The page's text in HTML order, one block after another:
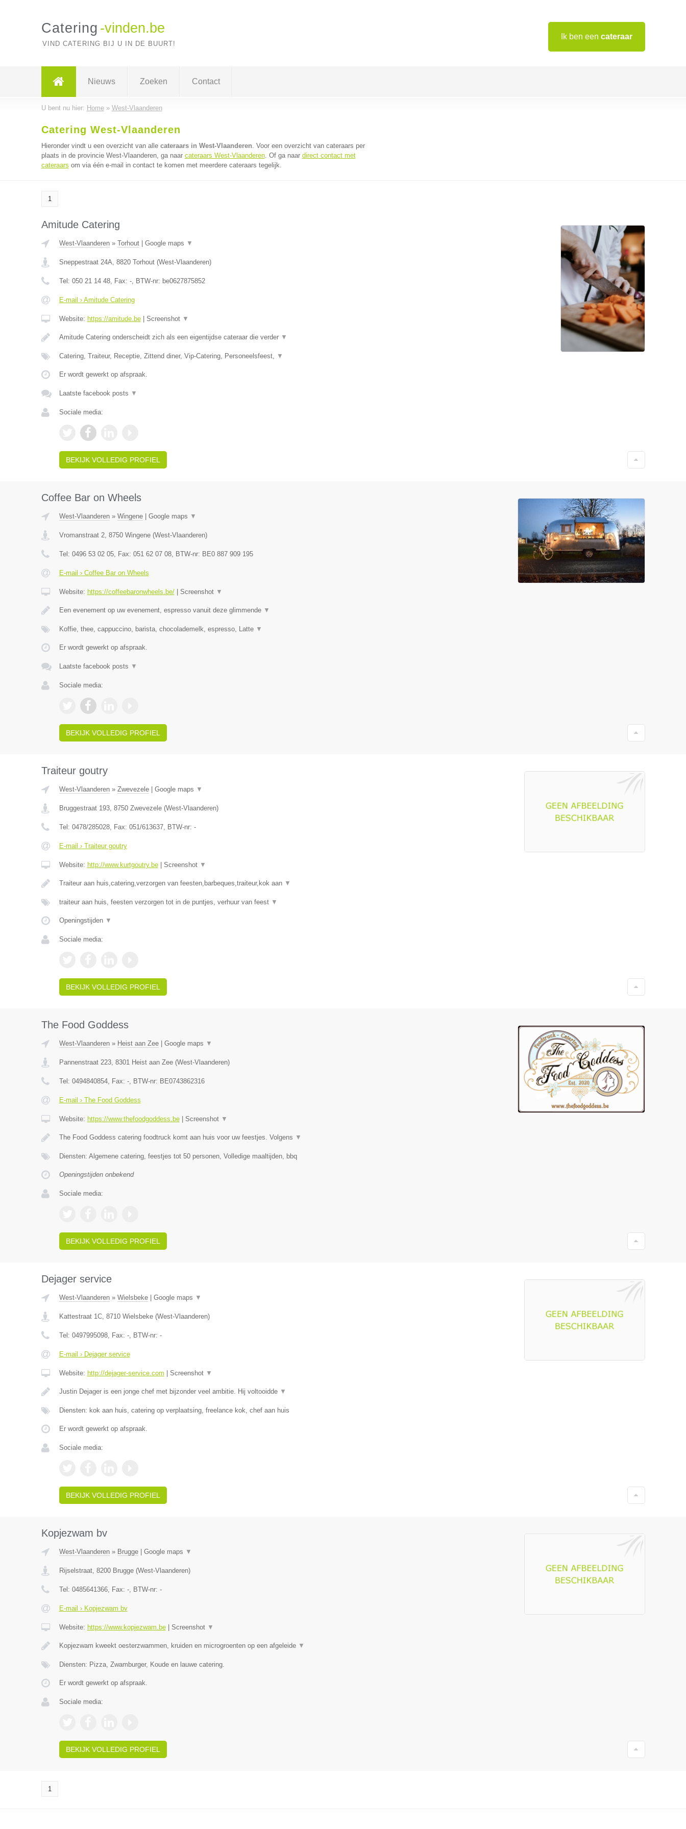
Ik ben een cateraar
Catering -vinden.be
VIND CATERING BIJ U IN DE BUURT!
Nieuws Zoeken Contact
U bent nu hier: Home» West-Vlaanderen
Catering West-Vlaanderen
Hieronder vindt u een overzicht van alle cateraars in West-Vlaanderen. Voor een overzicht van cateraars per
plaats in de provincie West-Vlaanderen, ga naar cateraars West-Vlaanderen. Of ga naar direct contact met
cateraars om via één e-mail in contact te komen met meerdere cateraars tegelijk.
1
Amitude Catering
West-Vlaanderen» Torhout| Google maps ▼
Sneppestraat 24A, 8820 Torhout(West-Vlaanderen)
Tel: 050 21 14 48, Fax: -, BTW-nr: be0627875852
E-mail › Amitude Catering
Website: https://amitude.be| Screenshot ▼
Amitude Catering onderscheidt zich als een eigentijdse cateraar die verder ▼
Catering, Traiteur, Receptie, Zittend diner, Vip-Catering, Personeelsfeest, ▼
Er wordt gewerkt op afspraak.
Laatste facebook posts ▼
Sociale media:
BEKIJK VOLLEDIG PROFIEL
Coffee Bar on Wheels
West-Vlaanderen» Wingene| Google maps ▼
Vromanstraat 2, 8750 Wingene(West-Vlaanderen)
Tel: 0496 53 02 05, Fax: 051 62 07 08, BTW-nr: BE0 887 909 195
E-mail › Coffee Bar on Wheels
Website: https://coffeebaronwheels.be/| Screenshot ▼
Een evenement op uw evenement, espresso vanuit deze glimmende ▼
Koffie, thee, cappuccino, barista, chocolademelk, espresso, Latte ▼
Er wordt gewerkt op afspraak.
Laatste facebook posts ▼
Sociale media:
BEKIJK VOLLEDIG PROFIEL
Traiteur goutry
West-Vlaanderen» Zwevezele| Google maps ▼
Bruggestraat 193, 8750 Zwevezele(West-Vlaanderen)
Tel: 0478/285028, Fax: 051/613637, BTW-nr: -
E-mail › Traiteur goutry
Website: http://www.kurtgoutry.be| Screenshot ▼
Traiteur aan huis,catering,verzorgen van feesten,barbeques,traiteur,kok aan ▼
traiteur aan huis, feesten verzorgen tot in de puntjes, verhuur van feest ▼
Openingstijden ▼
Sociale media:
BEKIJK VOLLEDIG PROFIEL
The Food Goddess
West-Vlaanderen» Heist aan Zee| Google maps ▼
Pannenstraat 223, 8301 Heist aan Zee(West-Vlaanderen)
Tel: 0494840854, Fax: -, BTW-nr: BE0743862316
E-mail › The Food Goddess
Website: https://www.thefoodgoddess.be| Screenshot ▼
The Food Goddess catering foodtruck komt aan huis voor uw feestjes. Volgens ▼
Diensten: Algemene catering, feestjes tot 50 personen, Volledige maaltijden, bbq
Openingstijden onbekend
Sociale media:
BEKIJK VOLLEDIG PROFIEL
Dejager service
West-Vlaanderen» Wielsbeke| Google maps ▼
Kattestraat 1C, 8710 Wielsbeke(West-Vlaanderen)
Tel: 0497995098, Fax: -, BTW-nr: -
E-mail › Dejager service
Website: http://dejager-service.com Screenshot ▼
Justin Dejager is een jonge chef met bijzonder veel ambitie. Hij voltooidde ▼
Diensten: kok aan huis, catering op verplaatsing, freelance kok, chef aan huis
Er wordt gewerkt op afspraak.
Sociale media:
BEKIJK VOLLEDIG PROFIEL
Kopjezwam bv
West-Vlaanderen» Brugge| Google maps ▼
Rijselstraat, 8200 Brugge(West-Vlaanderen)
Tel: 0485641366, Fax: -, BTW-nr: -
E-mail › Kopjezwam bv
Website: https://www.kopjezwam.be| Screenshot ▼
Kopjezwam kweekt oesterzwammen, kruiden en microgroenten op een afgeleide ▼
Diensten: Pizza, Zwamburger, Koude en lauwe catering.
Er wordt gewerkt op afspraak.
Sociale media:
BEKIJK VOLLEDIG PROFIEL
1